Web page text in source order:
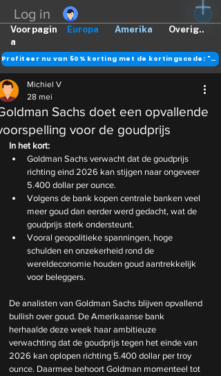
Log in
Europa Amerika Overig..
Voorpagin
a
Profiteer nu van 50% korting met de kortingscode: "DANK"
Sachs doet een opvallende
voor de goudprijs
Michiel V
28 mei
In het kort:
Goldman Sachs verwacht dat de goudprijs
richting eind 2026 kan stijgen naar ongeveer
5.400 dollar per ounce.
Volgens de bank kopen centrale banken veel
meer goud dan eerder werd gedacht, wat de
goudprijs sterk ondersteunt.
Vooral geopolitieke spanningen, hoge
schulden en onzekerheid rond de
wereldeconomie houden goud aantrekkelijk
voor beleggers.
De analisten van Goldman Sachs blijven opvallend
bullish over goud. De Amerikaanse bank
herhaalde deze week haar ambitieuze
verwachting dat de goudprijs tegen het einde van
2026 kan oplopen richting 5.400 dollar per troy
ounce. Daarmee behoort Goldman momenteel tot